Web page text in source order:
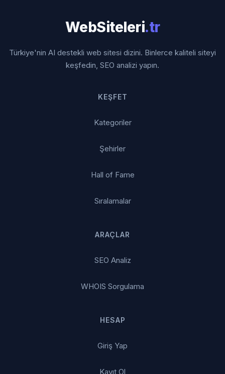
WebSiteleri.tr
Türkiye'nin AI destekli web sitesi dizini. Binlerce kaliteli siteyi
keşfedin, SEO analizi yapın.
KEŞFET
Kategoriler
Şehirler
Hall of Fame
Sıralamalar
ARAÇLAR
SEO Analiz
WHOIS Sorgulama
HESAP
Giriş Yap
Kayıt Ol